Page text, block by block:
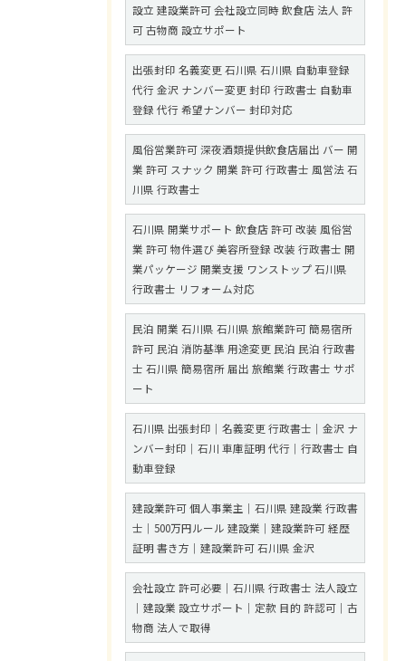
設立 建設業許可 会社設立同時 飲食店 法人 許
可 古物商 設立サポート
出張封印 名義変更 石川県 石川県 自動車登録
代行 金沢 ナンバー変更 封印 行政書士 自動車
登録 代行 希望ナンバー 封印対応
風俗営業許可 深夜酒類提供飲食店届出 バー 開
業 許可 スナック 開業 許可 行政書士 風営法 石
川県 行政書士
石川県 開業サポート 飲食店 許可 改装 風俗営
業 許可 物件選び 美容所登録 改装 行政書士 開
業パッケージ 開業支援 ワンストップ 石川県
行政書士 リフォーム対応
民泊 開業 石川県 石川県 旅館業許可 簡易宿所
許可 民泊 消防基準 用途変更 民泊 民泊 行政書
士 石川県 簡易宿所 届出 旅館業 行政書士 サポ
ート
石川県 出張封印｜名義変更 行政書士｜金沢 ナ
ンバー封印｜石川 車庫証明 代行｜行政書士 自
動車登録
建設業許可 個人事業主｜石川県 建設業 行政書
士｜500万円ルール 建設業｜建設業許可 経歴
証明 書き方｜建設業許可 石川県 金沢
会社設立 許可必要｜石川県 行政書士 法人設立
｜建設業 設立サポート｜定款 目的 許認可｜古
物商 法人で取得